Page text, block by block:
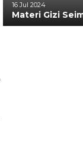
16 Jul 2024
Materi Gizi